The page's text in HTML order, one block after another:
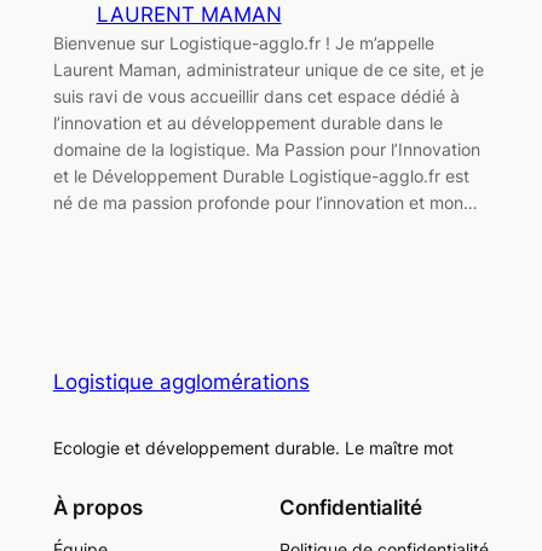
LAURENT MAMAN
Bienvenue sur Logistique-agglo.fr ! Je m’appelle
Laurent Maman, administrateur unique de ce site, et je
suis ravi de vous accueillir dans cet espace dédié à
l’innovation et au développement durable dans le
domaine de la logistique. Ma Passion pour l’Innovation
et le Développement Durable Logistique-agglo.fr est
né de ma passion profonde pour l’innovation et mon…
Logistique agglomérations
Ecologie et développement durable. Le maître mot
À propos Confidentialité